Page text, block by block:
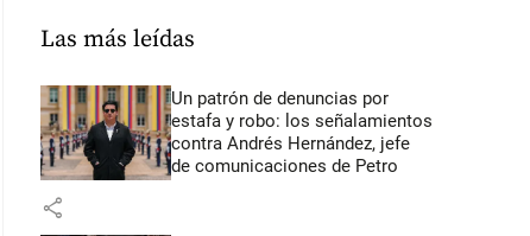
Las más leídas
Un patrón de denuncias por
estafa y robo: los señalamientos
contra Andrés Hernández, jefe
de comunicaciones de Petro
share